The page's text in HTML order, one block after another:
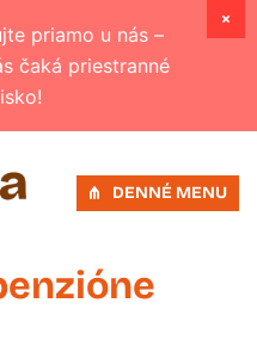
DENNÉ MENU
priamo u nás –
čaká priestranné